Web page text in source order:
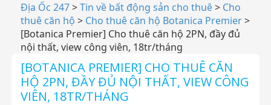
Địa Ốc 247>Tin về bất động sản cho thuê> Cho
thuê căn hộ > Cho thuê căn hộ Botanica Premier>
[Botanica Premier] Cho thuê căn hộ 2PN, đầy đủ
nội thất, view công viên, 18tr/tháng
[BOTANICA PREMIER] CHO THUÊ CĂN
HỘ 2PN, ĐẦY ĐỦ NỘI THẤT, VIEW CÔNG
VIÊN, 18TR/THÁNG